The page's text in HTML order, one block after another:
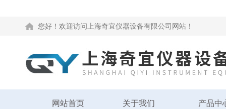
您好！欢迎访问上海奇宜仪器设备有限公司网站！
网站首页 关于我们 产品中